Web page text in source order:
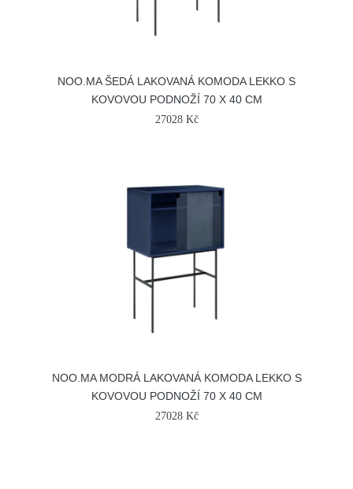
NOO.MA ŠEDÁ LAKOVANÁ KOMODA LEKKO S
KOVOVOU PODNOŽÍ 70 X 40 CM
27028 Kč
NOO.MA MODRÁ LAKOVANÁ KOMODA LEKKO S
KOVOVOU PODNOŽÍ 70 X 40 CM
27028 Kč